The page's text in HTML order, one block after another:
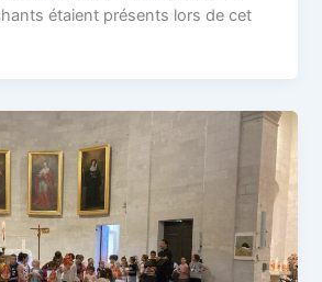
étaient présents lors de cet